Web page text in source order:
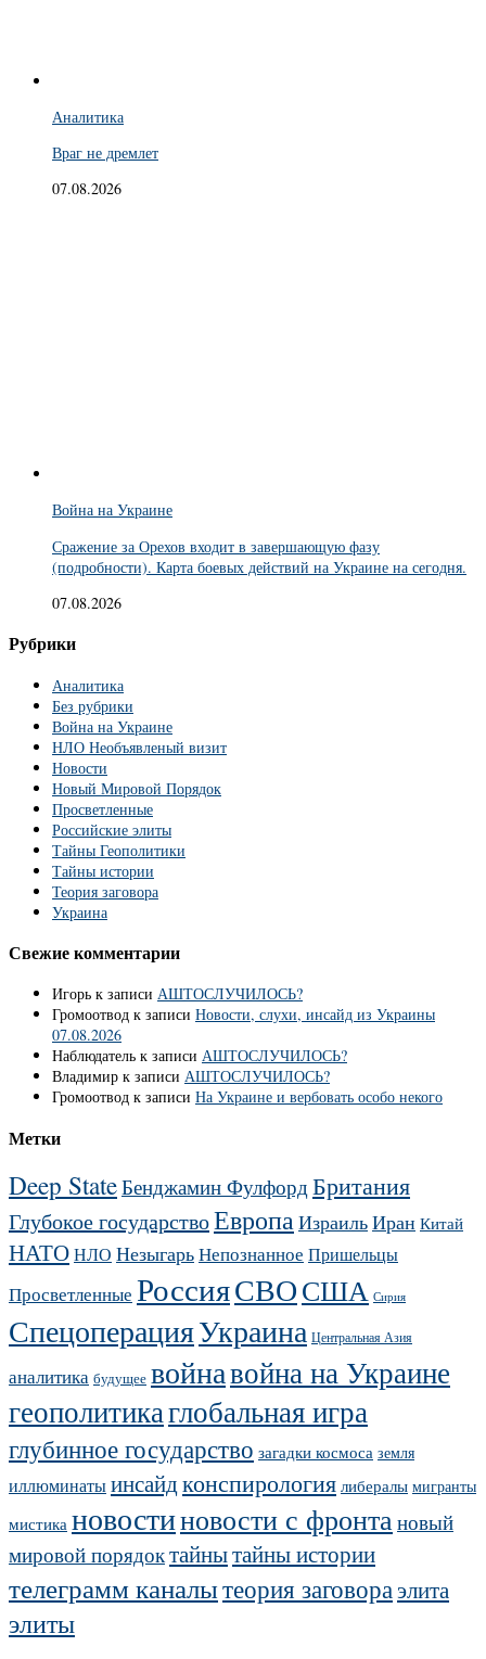
Аналитика
Враг не дремлет
07.08.2026
Война на Украине
Сражение за Орехов входит в завершающую фазу
(подробности). Карта боевых действий на Украине на сегодня.
07.08.2026
Рубрики
Аналитика
Без рубрики
Война на Украине
НЛО Необъявленый визит
Новости
Новый Мировой Порядок
Просветленные
Российские элиты
Тайны Геополитики
Тайны истории
Теория заговора
Украина
Свежие комментарии
Игорь к записи АШТОСЛУЧИЛОСЬ?
Громоотвод к записи Новости, слухи, инсайд из Украины
07.08.2026
Наблюдатель к записи АШТОСЛУЧИЛОСЬ?
Владимир к записи АШТОСЛУЧИЛОСЬ?
Громоотвод к записи На Украине и вербовать особо некого
Метки
Deep StateБенджамин ФулфордБритания
Глубокое государствоЕвропаИзраильИран Китай
НАТОНЛО НезыгарьНепознанное Пришельцы
Просветленные РоссияСВОСША Сирия
СпецоперацияУкраина Центральная Азия
аналитика будущее войнавойна на Украине
геополитикаглобальная игра
глубинное государство загадки космоса земля
иллюминатыинсайдконспирология либералы мигранты
мистика новостиновости с фронтановый
мировой порядоктайнытайны истории
телеграмм каналытеория заговораэлита
элиты